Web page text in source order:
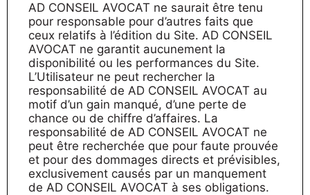
AD CONSEIL AVOCAT ne saurait être tenu
pour responsable pour d’autres faits que
ceux relatifs à l’édition du Site. AD CONSEIL
AVOCAT ne garantit aucunement la
disponibilité ou les performances du Site.
L’Utilisateur ne peut rechercher la
responsabilité de AD CONSEIL AVOCAT au
motif d’un gain manqué, d’une perte de
chance ou de chiffre d’affaires. La
responsabilité de AD CONSEIL AVOCAT ne
peut être recherchée que pour faute prouvée
et pour des dommages directs et prévisibles,
exclusivement causés par un manquement
de AD CONSEIL AVOCAT à ses obligations.